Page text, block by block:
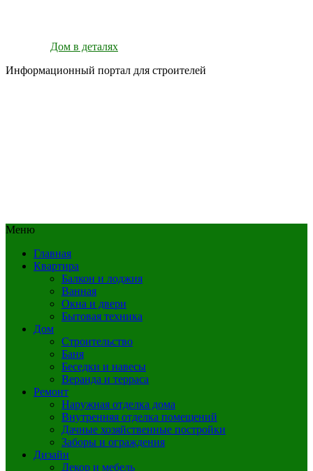
Дом в деталях
Информационный портал для строителей
Меню
Главная
Квартира
Балкон и лоджия
Ванная
Окна и двери
Бытовая техника
Дом
Строительство
Баня
Беседки и навесы
Веранда и терраса
Ремонт
Наружная отделка дома
Внутренняя отделка помещений
Дачные хозяйственные постройки
Заборы и ограждения
Дизайн
Декор и мебель